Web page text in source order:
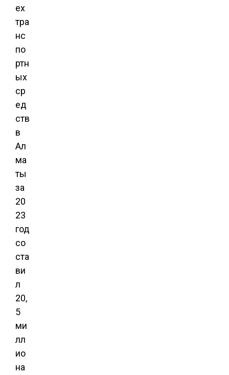
ех
тра
нс
по
ртн
ых
ср
ед
ств
в
Ал
ма
ты
за
20
23
год
со
ста
ви
л
20,
5
ми
лл
ио
на